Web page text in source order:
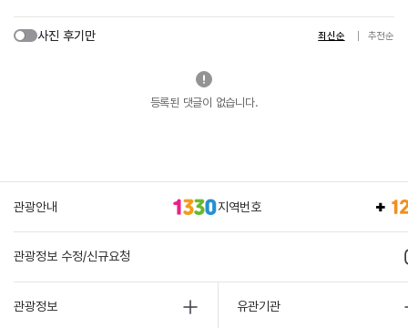
사진 후기만 최신순 추천순
등록된 댓글이 없습니다.
관광안내 지역번호
관광정보 수정/신규요청
관광정보 유관기관